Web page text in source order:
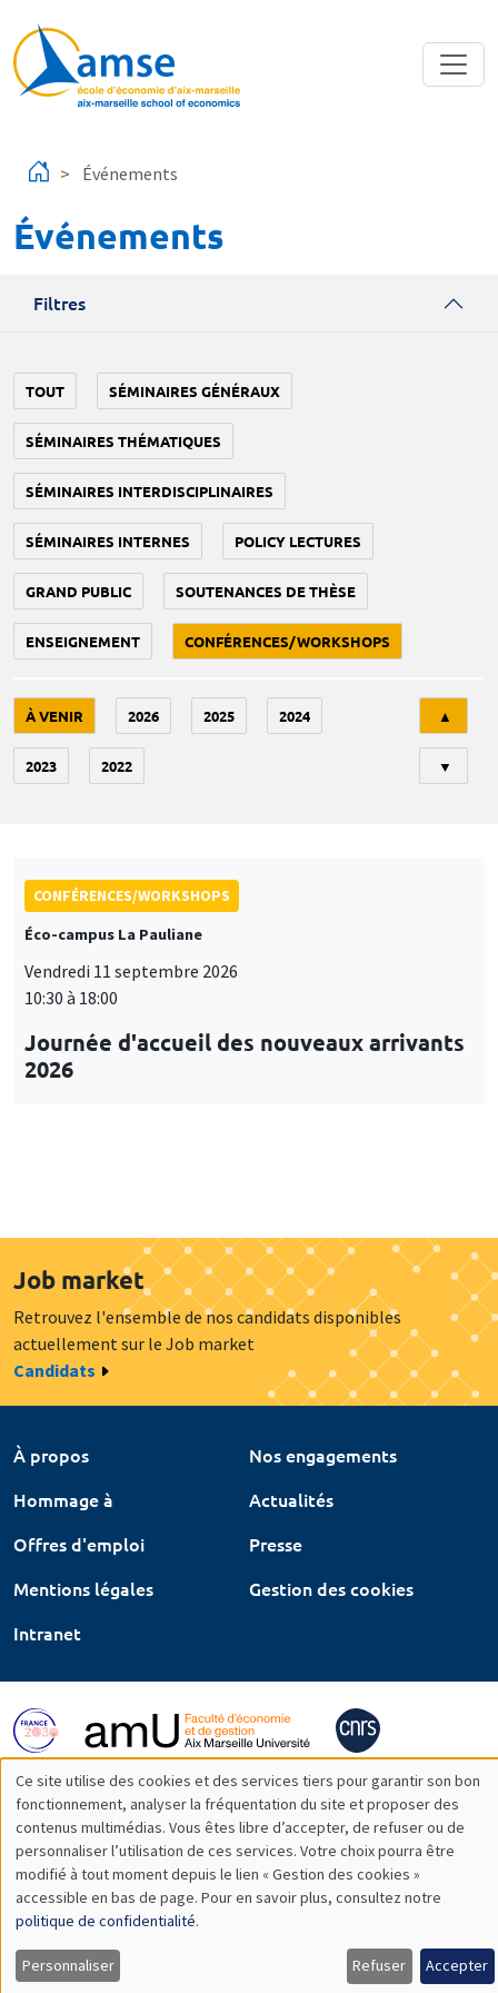
Événements
Événements
Filtres
TOUT SÉMINAIRES GÉNÉRAUX
SÉMINAIRES THÉMATIQUES
SÉMINAIRES INTERDISCIPLINAIRES
SÉMINAIRES INTERNES POLICY LECTURES
GRAND PUBLIC SOUTENANCES DE THÈSE
ENSEIGNEMENT CONFÉRENCES/WORKSHOPS
À VENIR 2026 2025 2024
2023 2022
▲
▼
CONFÉRENCES/WORKSHOPS
Éco-campus La Pauliane
Vendredi 11 septembre 2026
10:30 à 18:00
Journée d'accueil des nouveaux arrivants
2026
Job market
Retrouvez l'ensemble de nos candidats disponibles
actuellement sur le Job market
Candidats
À propos
Nos engagements
Hommage à
Actualités
Offres d'emploi
Presse
Mentions légales
Gestion des cookies
Intranet
Utilisation
des
données
personnelles
et
Ce site utilise des cookies et des services tiers pour garantir son bon
fonctionnement, analyser la fréquentation du site et proposer des
contenus multimédias. Vous êtes libre d’accepter, de refuser ou de
personnaliser l’utilisation de ces services. Votre choix pourra être
modifié à tout moment depuis le lien « Gestion des cookies »
accessible en bas de page. Pour en savoir plus, consultez notre
politique de confidentialité.
Personnaliser Refuser Accepter